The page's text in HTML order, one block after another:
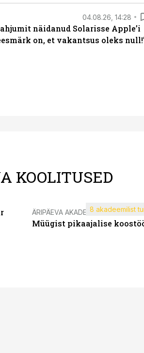
04.08.26, 14:28
näidanud Solarisse Apple’i
on, et vakantsus oleks
KOOLITUSED
ÄRIPÄEVA AKADEEMIA
Müügist pikaajalise
8 akadeemilist